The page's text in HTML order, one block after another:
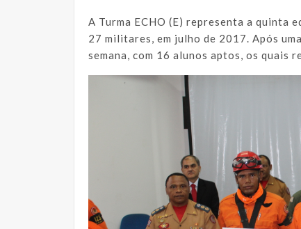
A Turma ECHO (E) representa a quinta
27 militares, em julho de 2017. Após
semana, com 16 alunos aptos, os quais